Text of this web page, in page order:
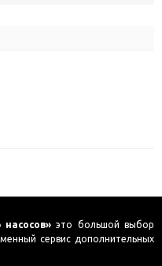
насосов» это большой выбор
сервис дополнительных